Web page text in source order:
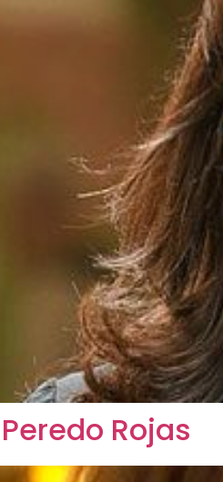
Rojas